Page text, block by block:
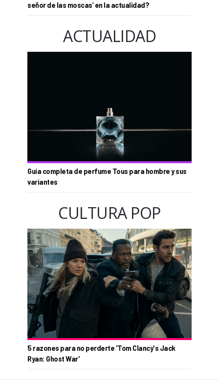
señor de las moscas’ en la actualidad?
ACTUALIDAD
Guía completa de perfume Tous para hombre y sus
variantes
CULTURA POP
5 razones para no perderte 'Tom Clancy's Jack
Ryan: Ghost War'